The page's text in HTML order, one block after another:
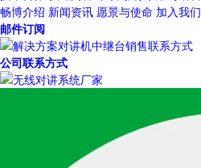
畅博介绍 新闻资讯 愿景与使命 加入我们
邮件订阅
公司联系方式